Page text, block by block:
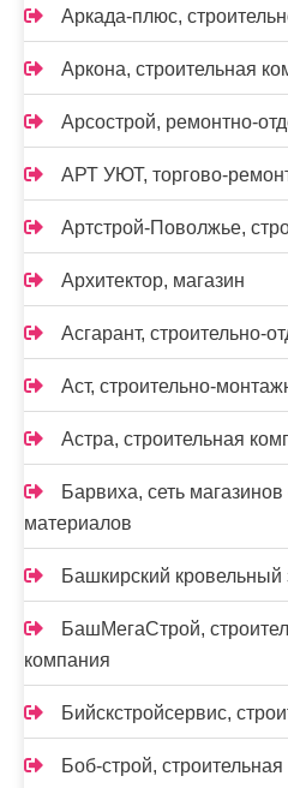
Аркада-плюс,
Аркона, строительная
Арсострой, ремонтно-
АРТ УЮТ, торгово-
Артстрой-Поволжье,
Архитектор, магазин
Асгарант, строительно-
Аст, строительно-
Астра, строительная
Барвиха, сеть
материалов
Башкирский кровельный
БашМегаСтрой,
компания
Бийскстройсервис,
Боб-строй,